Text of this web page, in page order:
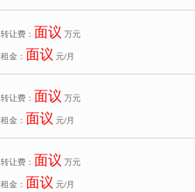
转让费： 面议 万元
租金： 面议 元/月
转让费： 面议 万元
租金： 面议 元/月
转让费： 面议 万元
租金： 面议 元/月